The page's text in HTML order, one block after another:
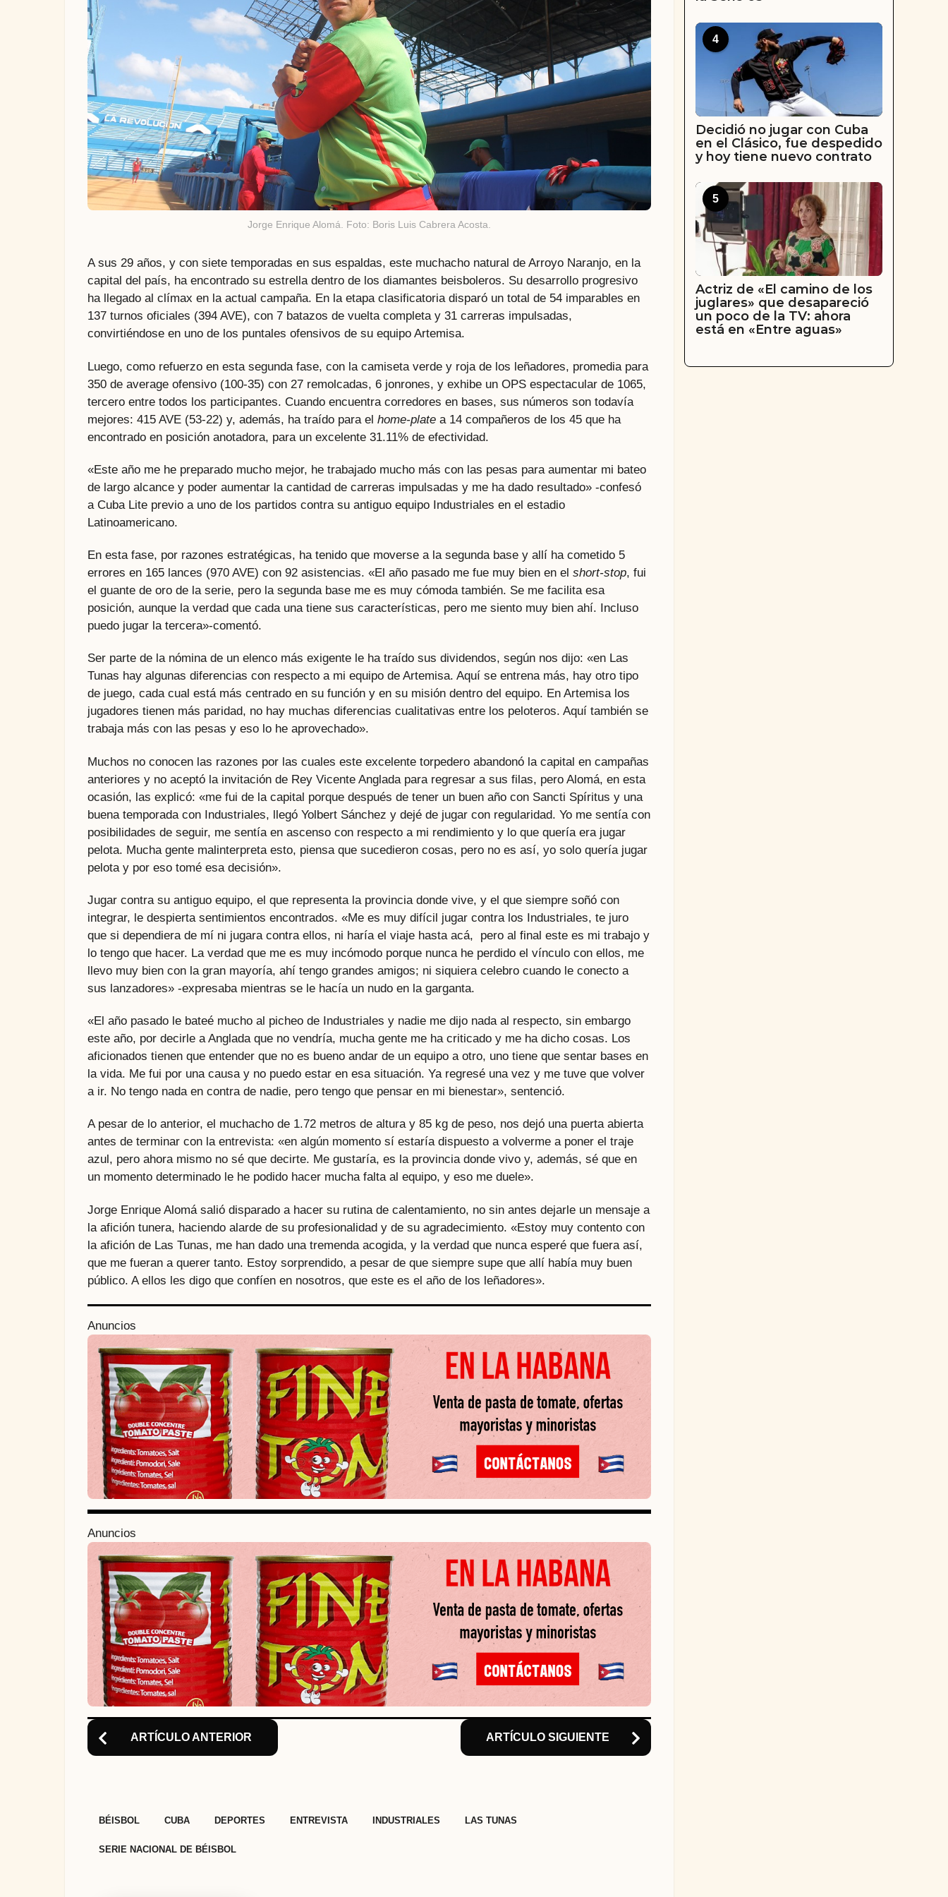
Jorge Enrique Alomá. Foto: Boris Luis Cabrera Acosta.
A sus 29 años, y con siete temporadas en sus espaldas, este muchacho natural de Arroyo Naranjo, en la
capital del país, ha encontrado su estrella dentro de los diamantes beisboleros. Su desarrollo progresivo
ha llegado al clímax en la actual campaña. En la etapa clasificatoria disparó un total de 54 imparables en
137 turnos oficiales (394 AVE), con 7 batazos de vuelta completa y 31 carreras impulsadas,
convirtiéndose en uno de los puntales ofensivos de su equipo Artemisa.
Luego, como refuerzo en esta segunda fase, con la camiseta verde y roja de los leñadores, promedia para
350 de average ofensivo (100-35) con 27 remolcadas, 6 jonrones, y exhibe un OPS espectacular de 1065,
tercero entre todos los participantes. Cuando encuentra corredores en bases, sus números son todavía
mejores: 415 AVE (53-22) y, además, ha traído para el home-plate a 14 compañeros de los 45 que ha
encontrado en posición anotadora, para un excelente 31.11% de efectividad.
«Este año me he preparado mucho mejor, he trabajado mucho más con las pesas para aumentar mi bateo
de largo alcance y poder aumentar la cantidad de carreras impulsadas y me ha dado resultado» -confesó
a Cuba Lite previo a uno de los partidos contra su antiguo equipo Industriales en el estadio
Latinoamericano.
En esta fase, por razones estratégicas, ha tenido que moverse a la segunda base y allí ha cometido 5
errores en 165 lances (970 AVE) con 92 asistencias. «El año pasado me fue muy bien en el short-stop, fui
el guante de oro de la serie, pero la segunda base me es muy cómoda también. Se me facilita esa
posición, aunque la verdad que cada una tiene sus características, pero me siento muy bien ahí. Incluso
puedo jugar la tercera»-comentó.
Ser parte de la nómina de un elenco más exigente le ha traído sus dividendos, según nos dijo: «en Las
Tunas hay algunas diferencias con respecto a mi equipo de Artemisa. Aquí se entrena más, hay otro tipo
de juego, cada cual está más centrado en su función y en su misión dentro del equipo. En Artemisa los
jugadores tienen más paridad, no hay muchas diferencias cualitativas entre los peloteros. Aquí también se
trabaja más con las pesas y eso lo he aprovechado».
Muchos no conocen las razones por las cuales este excelente torpedero abandonó la capital en campañas
anteriores y no aceptó la invitación de Rey Vicente Anglada para regresar a sus filas, pero Alomá, en esta
ocasión, las explicó: «me fui de la capital porque después de tener un buen año con Sancti Spíritus y una
buena temporada con Industriales, llegó Yolbert Sánchez y dejé de jugar con regularidad. Yo me sentía con
posibilidades de seguir, me sentía en ascenso con respecto a mi rendimiento y lo que quería era jugar
pelota. Mucha gente malinterpreta esto, piensa que sucedieron cosas, pero no es así, yo solo quería jugar
pelota y por eso tomé esa decisión».
Jugar contra su antiguo equipo, el que representa la provincia donde vive, y el que siempre soñó con
integrar, le despierta sentimientos encontrados. «Me es muy difícil jugar contra los Industriales, te juro
que si dependiera de mí ni jugara contra ellos, ni haría el viaje hasta acá, pero al final este es mi trabajo y
lo tengo que hacer. La verdad que me es muy incómodo porque nunca he perdido el vínculo con ellos, me
llevo muy bien con la gran mayoría, ahí tengo grandes amigos; ni siquiera celebro cuando le conecto a
sus lanzadores» -expresaba mientras se le hacía un nudo en la garganta.
«El año pasado le bateé mucho al picheo de Industriales y nadie me dijo nada al respecto, sin embargo
este año, por decirle a Anglada que no vendría, mucha gente me ha criticado y me ha dicho cosas. Los
aficionados tienen que entender que no es bueno andar de un equipo a otro, uno tiene que sentar bases en
la vida. Me fui por una causa y no puedo estar en esa situación. Ya regresé una vez y me tuve que volver
a ir. No tengo nada en contra de nadie, pero tengo que pensar en mi bienestar», sentenció.
A pesar de lo anterior, el muchacho de 1.72 metros de altura y 85 kg de peso, nos dejó una puerta abierta
antes de terminar con la entrevista: «en algún momento sí estaría dispuesto a volverme a poner el traje
azul, pero ahora mismo no sé que decirte. Me gustaría, es la provincia donde vivo y, además, sé que en
un momento determinado le he podido hacer mucha falta al equipo, y eso me duele».
Jorge Enrique Alomá salió disparado a hacer su rutina de calentamiento, no sin antes dejarle un mensaje a
la afición tunera, haciendo alarde de su profesionalidad y de su agradecimiento. «Estoy muy contento con
la afición de Las Tunas, me han dado una tremenda acogida, y la verdad que nunca esperé que fuera así,
que me fueran a querer tanto. Estoy sorprendido, a pesar de que siempre supe que allí había muy buen
público. A ellos les digo que confíen en nosotros, que este es el año de los leñadores».
Anuncios
Anuncios
P
o
s
P
i
n
a
n
ARTÍCULO ANTERIOR ARTÍCULO SIGUIENTE
BÉISBOL CUBA DEPORTES ENTREVISTA INDUSTRIALES LAS TUNAS
SERIE NACIONAL DE BÉISBOL
4
Decidió no jugar con Cuba
en el Clásico, fue despedido
y hoy tiene nuevo contrato
5
Actriz de «El camino de los
juglares» que desapareció
un poco de la TV: ahora
está en «Entre aguas»